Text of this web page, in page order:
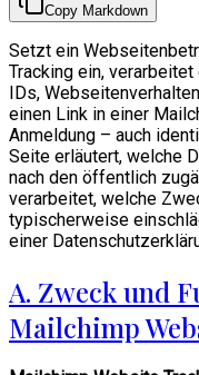
Copy Markdown
Setzt ein
Tracking ein,
IDs,
einen Link in einer
Anmeldung – auch
Seite erläutert, welche
nach den öffentlich
verarbeitet, welche
typischerweise
einer
A. Zweck und
Mailchimp